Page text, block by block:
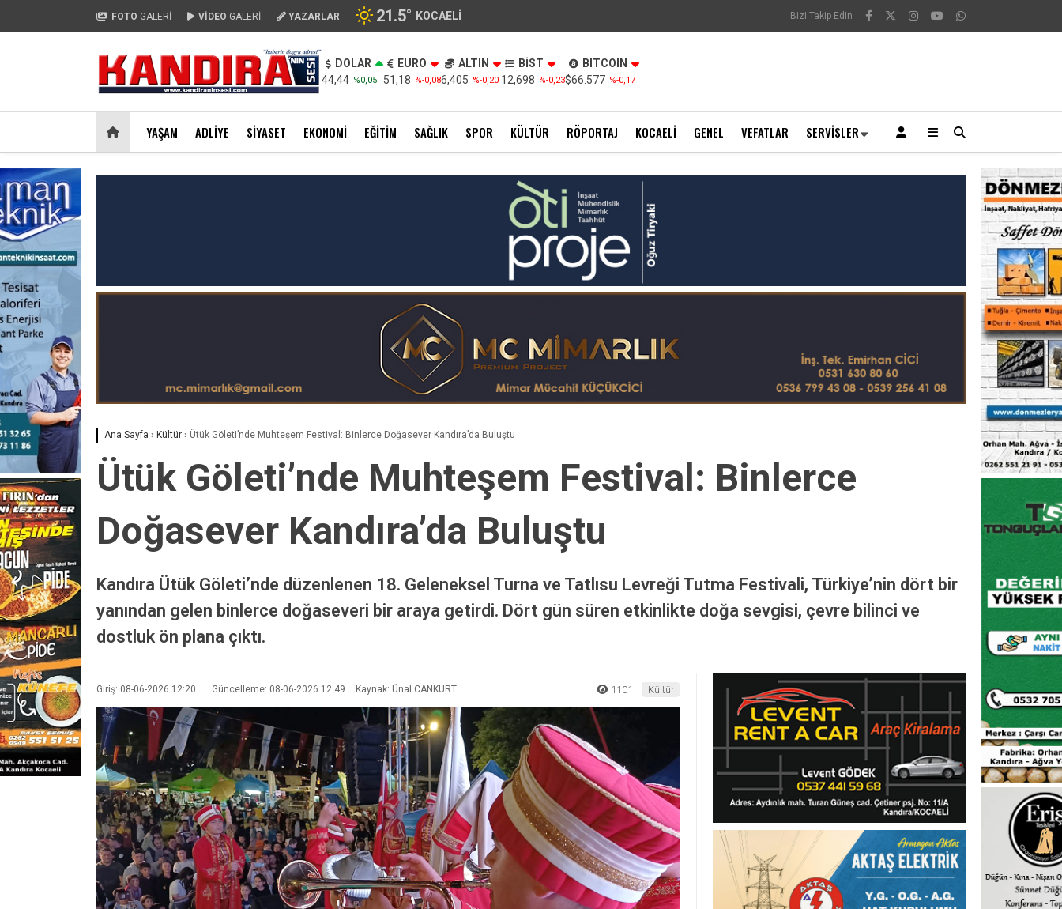
FOTO GALERİ VİDEO GALERİ YAZARLAR 21.5° KOCAELI Bizi Takip Edin
DOLAR
44,44 %0,05
EURO
51,18 %-0,08
ALTIN
6,405 %-0,20
BİST
12,698 %-0,23
BITCOIN
$66.577 %-0,17
YAŞAM ADLIYE SIYASET EKONOMI EĞITIM SAĞLIK SPOR KÜLTÜR RÖPORTAJ KOCAELI GENEL VEFATLAR SERVISLER
Ana Sayfa › Kültür › Ütük Göleti’nde Muhteşem Festival: Binlerce Doğasever Kandıra’da Buluştu
Ütük Göleti’nde Muhteşem Festival: Binlerce
Doğasever Kandıra’da Buluştu
Kandıra Ütük Göleti’nde düzenlenen 18. Geleneksel Turna ve Tatlısu Levreği Tutma Festivali, Türkiye’nin dört bir
yanından gelen binlerce doğaseveri bir araya getirdi. Dört gün süren etkinlikte doğa sevgisi, çevre bilinci ve
dostluk ön plana çıktı.
Giriş: 08-06-2026 12:20 Güncelleme: 08-06-2026 12:49 Kaynak: Ünal CANKURT 1101 Kültür